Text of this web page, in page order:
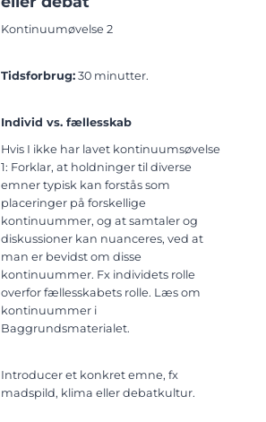
Kontinuumøvelse 2
Tidsforbrug: 30 minutter.
Individ vs. fællesskab
Hvis I ikke har lavet kontinuumsøvelse
1: Forklar, at holdninger til diverse
emner typisk kan forstås som
placeringer på forskellige
kontinuummer, og at samtaler og
diskussioner kan nuanceres, ved at
man er bevidst om disse
kontinuummer. Fx individets rolle
overfor fællesskabets rolle. Læs om
kontinuummer i
Baggrundsmaterialet.
Introducer et konkret emne, fx
madspild, klima eller debatkultur.